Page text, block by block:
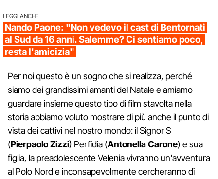
LEGGI ANCHE
Nando Paone: "Non vedevo il cast di Bentornati
al Sud da 16 anni. Salemme? Ci sentiamo poco,
resta l'amicizia"
Per noi questo è un sogno che si realizza, perché
siamo dei grandissimi amanti del Natale e amiamo
guardare insieme questo tipo di film stavolta nella
storia abbiamo voluto mostrare di più anche il punto di
vista dei cattivi nel nostro mondo: il Signor S
(Pierpaolo Zizzi) Perfidia (Antonella Carone) e sua
figlia, la preadolescente Velenia vivranno un'avventura
al Polo Nord e inconsapevolmente cercheranno di